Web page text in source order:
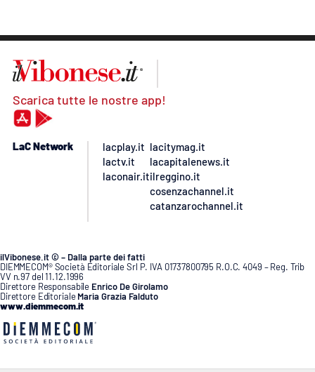
Scarica tutte le nostre app!
LaC Network
lacplay.it
lactv.it
laconair.it
lacitymag.it
lacapitalenews.it
ilreggino.it
cosenzachannel.it
catanzarochannel.it
ilVibonese.it © – Dalla parte dei fatti
DIEMMECOM® Società Editoriale Srl P. IVA 01737800795 R.O.C. 4049 – Reg. Trib
VV n.97 del 11.12.1996
Direttore Responsabile Enrico De Girolamo
Direttore Editoriale Maria Grazia Falduto
www.diemmecom.it